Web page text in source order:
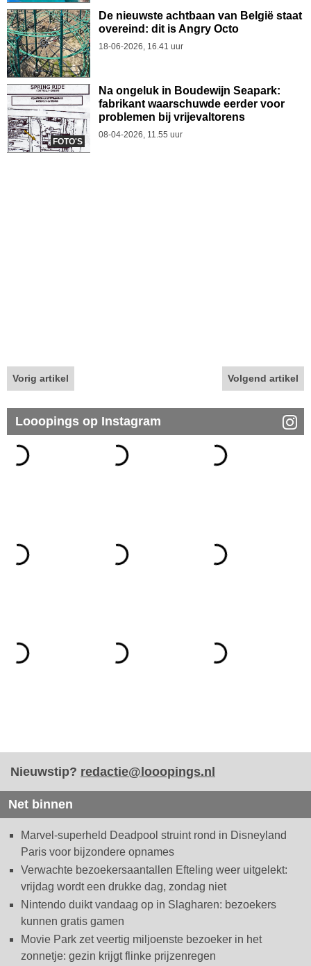
De nieuwste achtbaan van België staat
overeind: dit is Angry Octo
18-06-2026, 16.41 uur
FOTO'S
Na ongeluk in Boudewijn Seapark:
fabrikant waarschuwde eerder voor
problemen bij vrijevaltorens
08-04-2026, 11.55 uur
Vorig artikel Volgend artikel
Looopings op Instagram
Nieuwstip? redactie@looopings.nl
Net binnen
Marvel-superheld Deadpool struint rond in Disneyland
Paris voor bijzondere opnames
Verwachte bezoekersaantallen Efteling weer uitgelekt:
vrijdag wordt een drukke dag, zondag niet
Nintendo duikt vandaag op in Slagharen: bezoekers
kunnen gratis gamen
Movie Park zet veertig miljoenste bezoeker in het
zonnetje: gezin krijgt flinke prijzenregen